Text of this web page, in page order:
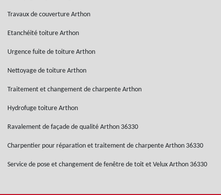
Travaux de couverture Arthon
Etanchéité toiture Arthon
Urgence fuite de toiture Arthon
Nettoyage de toiture Arthon
Traitement et changement de charpente Arthon
Hydrofuge toiture Arthon
Ravalement de façade de qualité Arthon 36330
Charpentier pour réparation et traitement de charpente Arthon 36330
Service de pose et changement de fenêtre de toit et Velux Arthon 36330